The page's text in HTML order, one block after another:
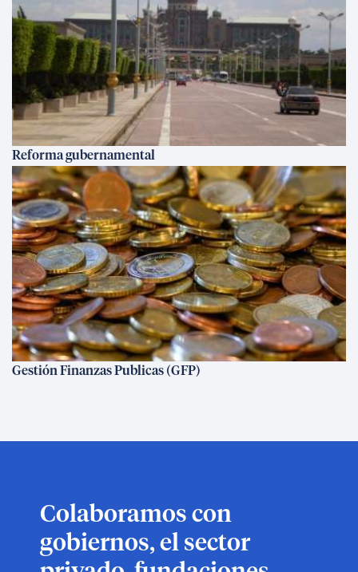
Reforma gubernamental
Gestión Finanzas Publicas (GFP)
Colaboramos con
gobiernos, el sector